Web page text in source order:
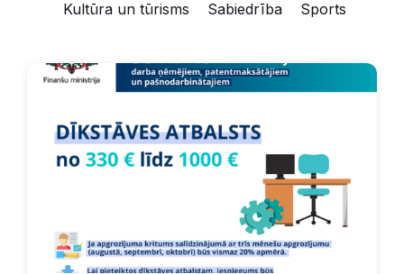
Kultūra un tūrisms
Sabiedrība Sports